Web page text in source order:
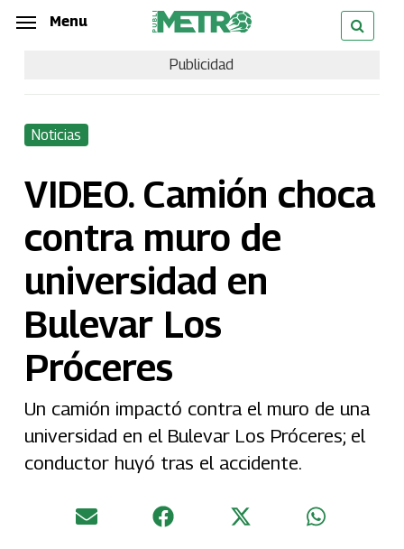
Skip
content
Menu
Publicidad
Noticias
VIDEO. Camión choca
contra muro de
universidad en
Bulevar Los
Próceres
Un camión impactó contra el muro de una
universidad en el Bulevar Los Próceres; el
conductor huyó tras el accidente.
Menu